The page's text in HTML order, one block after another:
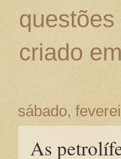
criado
sábado,
As